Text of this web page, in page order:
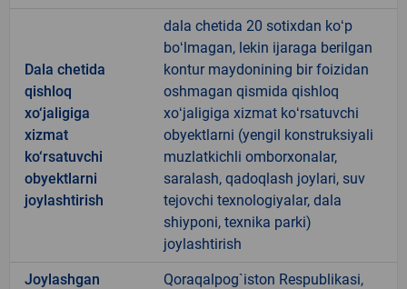
Dala chetida
qishloq
xo‘jaligiga
xizmat
ko‘rsatuvchi
obyektlarni
joylashtirish
dala chetida 20 sotixdan koʻp
boʻlmagan, lekin ijaraga berilgan
kontur maydonining bir foizidan
oshmagan qismida qishloq
xoʻjaligiga xizmat koʻrsatuvchi
obyektlarni (yengil konstruksiyali
muzlatkichli omborxonalar,
saralash, qadoqlash joylari, suv
tejovchi texnologiyalar, dala
shiyponi, texnika parki)
joylashtirish
Joylashgan
Qoraqalpog`iston Respublikasi,